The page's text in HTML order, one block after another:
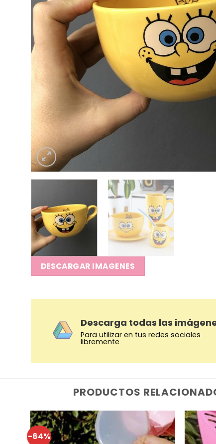
DESCARGAR IMAGENES
Descarga todas las
Para utilizar en tus redes sociales
libremente
PRODUCTOS
-64%